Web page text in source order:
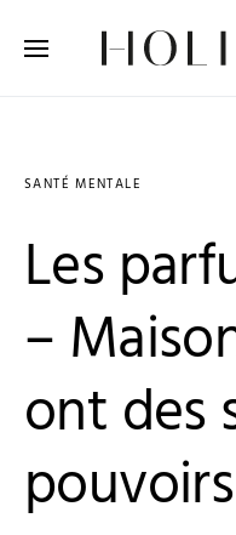
SANTÉ MENTALE
Les
–
ont des
pouvoirs